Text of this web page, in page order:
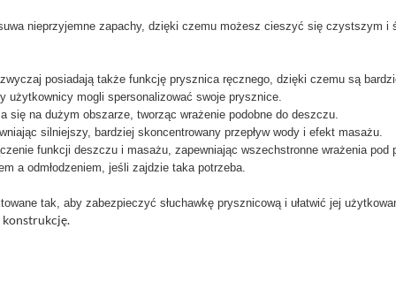
nieprzyjemne zapachy, dzięki czemu możesz cieszyć się czystszym
posiadają także funkcję prysznica ręcznego, dzięki czemu są
mogli spersonalizować swoje prysznice.
się na dużym obszarze, tworząc wrażenie podobne do deszczu.
silniejszy, bardziej skoncentrowany przepływ wody i efekt masażu.
funkcji deszczu i masażu, zapewniając wszechstronne wrażenia
a odmłodzeniem, jeśli zajdzie taka potrzeba.
tak, aby zabezpieczyć słuchawkę prysznicową i ułatwić jej
konstrukcję.